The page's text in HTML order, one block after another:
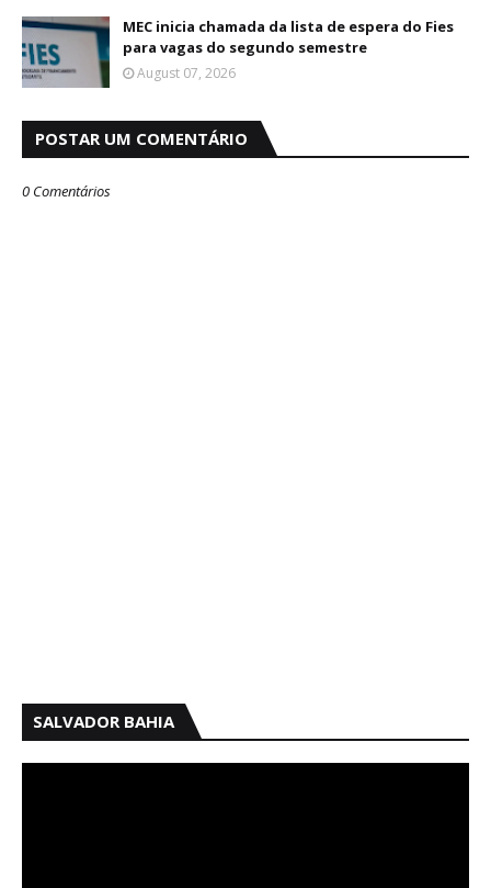
MEC inicia chamada da lista de espera do Fies
para vagas do segundo semestre
August 07, 2026
POSTAR UM COMENTÁRIO
0 Comentários
SALVADOR BAHIA